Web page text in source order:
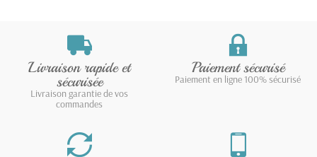
Livraison rapide et
sécurisée
Livraison garantie de vos
commandes
Paiement sécurisé
Paiement en ligne 100% sécurisé